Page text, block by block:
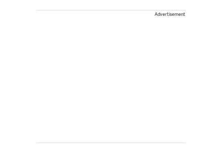
Advertisement